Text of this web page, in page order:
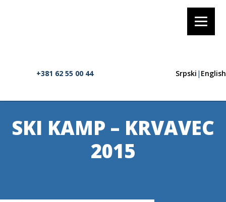
+381 62 55 00 44 Srpski | English
SKI KAMP – KRVAVEC
2015